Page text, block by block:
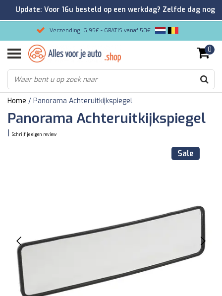
Verzending: 6,95€ - GRATIS vanaf 50€
Gemakkelijk bestellen/Veilig betalen
9.2/10 Klantenrating via Kiyoh!
0
Home / Panorama Achteruitkijkspiegel
Panorama Achteruitkijkspiegel
Schrijf je eigen review
Sale
Update: Voor 16u besteld op een werkdag? Zelfde dag nog
verzonden!